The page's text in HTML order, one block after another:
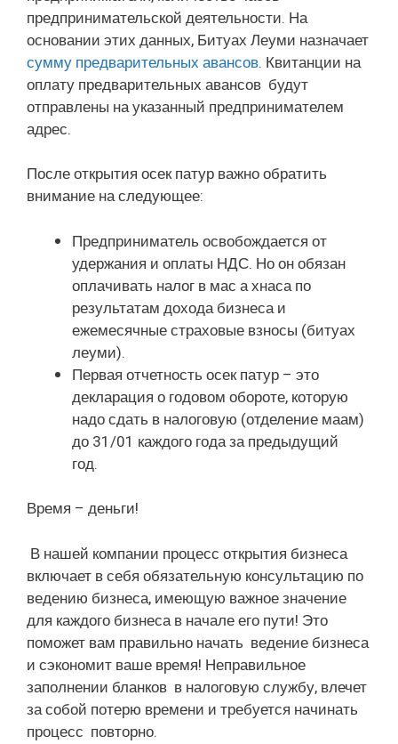
предпринимательской деятельности. На
основании этих данных, Битуах Леуми назначает
сумму предварительных авансов. Квитанции на
оплату предварительных авансов будут
отправлены на указанный предпринимателем
адрес.
После открытия осек патур важно обратить
внимание на следующее:
Предприниматель освобождается от
удержания и оплаты НДС. Но он обязан
оплачивать налог в мас а хнаса по
результатам дохода бизнеса и
ежемесячные страховые взносы (битуах
леуми).
Первая отчетность осек патур – это
декларация о годовом обороте, которую
надо сдать в налоговую (отделение маам)
до 31/01 каждого года за предыдущий
год.
Время – деньги!
В нашей компании процесс открытия бизнеса
включает в себя обязательную консультацию по
ведению бизнеса, имеющую важное значение
для каждого бизнеса в начале его пути! Это
поможет вам правильно начать ведение бизнеса
и сэкономит ваше время! Неправильное
заполнении бланков в налоговую службу, влечет
за собой потерю времени и требуется начинать
процесс повторно.